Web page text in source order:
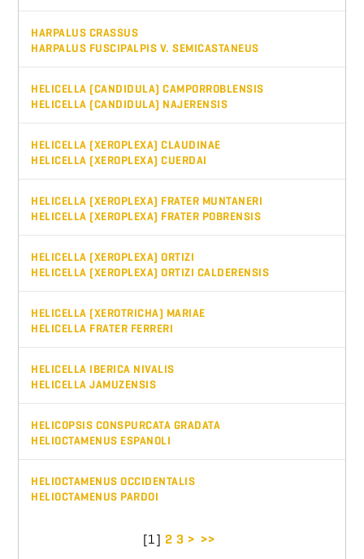
HARPALUS CRASSUS
HARPALUS FUSCIPALPIS V. SEMICASTANEUS
HELICELLA (CANDIDULA) CAMPORROBLENSIS
HELICELLA (CANDIDULA) NAJERENSIS
HELICELLA (XEROPLEXA) CLAUDINAE
HELICELLA (XEROPLEXA) CUERDAI
HELICELLA (XEROPLEXA) FRATER MUNTANERI
HELICELLA (XEROPLEXA) FRATER POBRENSIS
HELICELLA (XEROPLEXA) ORTIZI
HELICELLA (XEROPLEXA) ORTIZI CALDERENSIS
HELICELLA (XEROTRICHA) MARIAE
HELICELLA FRATER FERRERI
HELICELLA IBERICA NIVALIS
HELICELLA JAMUZENSIS
HELICOPSIS CONSPURCATA GRADATA
HELIOCTAMENUS ESPANOLI
HELIOCTAMENUS OCCIDENTALIS
HELIOCTAMENUS PARDOI
[1 ] 2 3 > >>